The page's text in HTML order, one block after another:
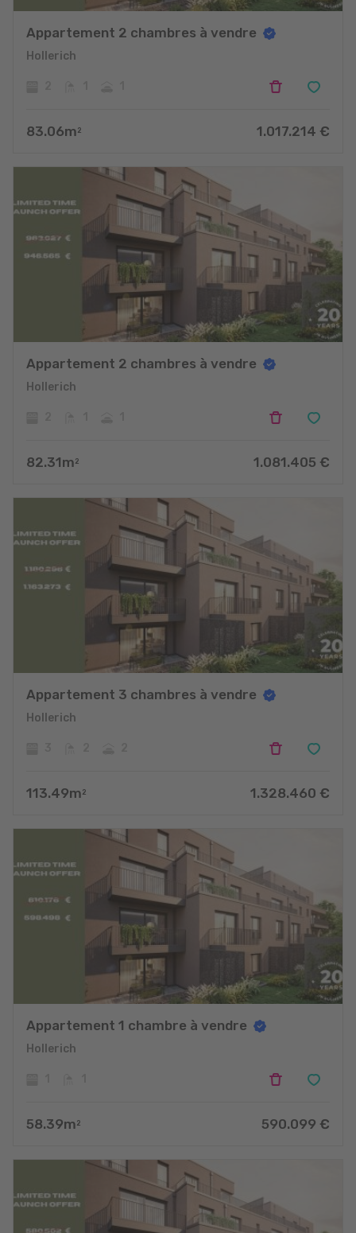
Appartement 2 chambres à vendre
Hollerich
83.06m 2 1.017.214 €
Appartement 2 chambres à vendre
Hollerich
82.31m 2 1.081.405 €
Appartement 3 chambres à vendre
Hollerich
113.49m 2 1.328.460 €
Appartement 1 chambre à vendre
Hollerich
58.39m 2 590.099 €